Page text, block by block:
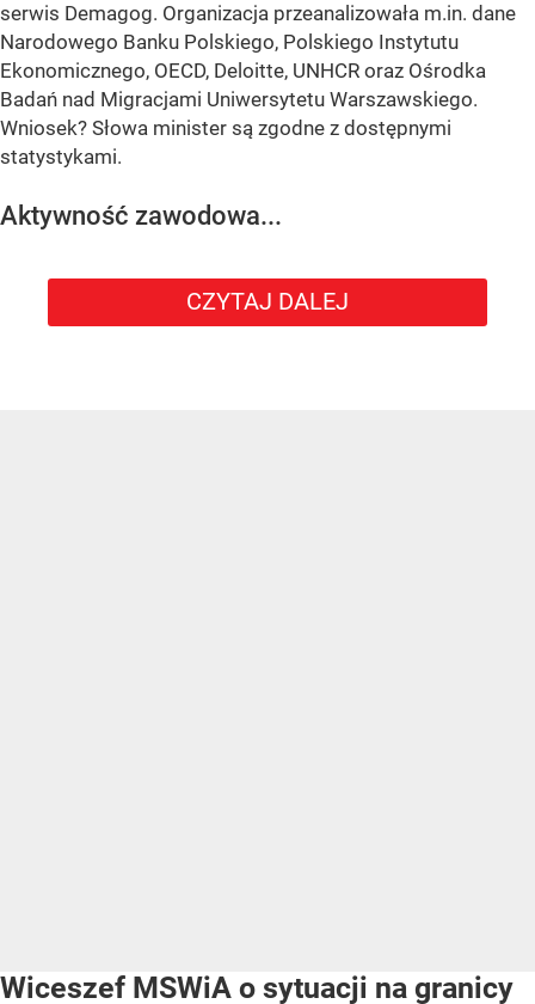
serwis Demagog. Organizacja przeanalizowała m.in. dane
Narodowego Banku Polskiego, Polskiego Instytutu
Ekonomicznego, OECD, Deloitte, UNHCR oraz Ośrodka
Badań nad Migracjami Uniwersytetu Warszawskiego.
Wniosek? Słowa minister są zgodne z dostępnymi
statystykami.
Aktywność zawodowa...
CZYTAJ DALEJ
Wiceszef MSWiA o sytuacji na granicy